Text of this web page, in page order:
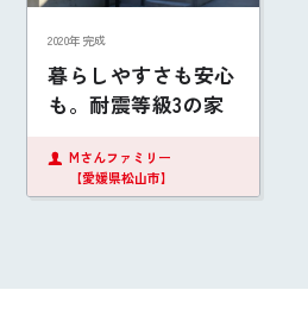
2020年完成
暮らしやすさも安心
も。耐震等級3の家
Mさんファミリー
【愛媛県松山市】